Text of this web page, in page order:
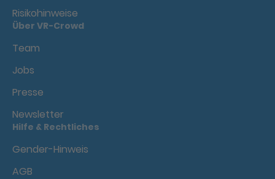
Risikohinweise
Über VR-Crowd
Team
Jobs
Presse
Newsletter
Hilfe & Rechtliches
Gender-Hinweis
AGB